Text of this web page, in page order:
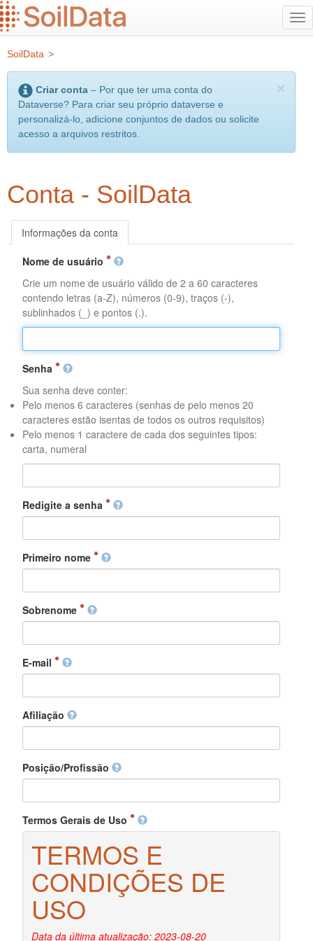
Ir
para
conteúdo
principal
SoilData >
×
Criar conta – Por que ter uma conta do
Dataverse? Para criar seu próprio dataverse e
personalizá-lo, adicione conjuntos de dados ou solicite
acesso a arquivos restritos.
Conta - SoilData
Informações da conta
Nome de usuário
Crie um nome de usuário válido de 2 a 60 caracteres
contendo letras (a-Z), números (0-9), traços (-),
sublinhados (_) e pontos (.).
Senha
Sua senha deve conter:
Pelo menos 6 caracteres (senhas de pelo menos 20
caracteres estão isentas de todos os outros requisitos)
Pelo menos 1 caractere de cada dos seguintes tipos:
carta, numeral
Redigite a senha
Primeiro nome
Sobrenome
E-mail
Afiliação
Posição/Profissão
Termos Gerais de Uso
TERMOS E
CONDIÇÕES DE
USO
Data da última atualização: 2023-08-20